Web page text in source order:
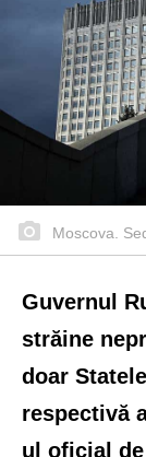
Moscova.
Guvernul
străine
doar
respectivă
ul oficial